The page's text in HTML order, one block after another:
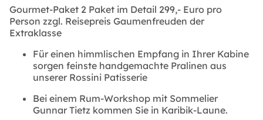
Gourmet-Paket 2 Paket im Detail 299,- Euro pro
Person zzgl. Reisepreis Gaumenfreuden der
Extraklasse
Für einen himmlischen Empfang in Ihrer Kabine
sorgen feinste handgemachte Pralinen aus
unserer Rossini Patisserie
Bei einem Rum-Workshop mit Sommelier
Gunnar Tietz kommen Sie in Karibik-Laune.